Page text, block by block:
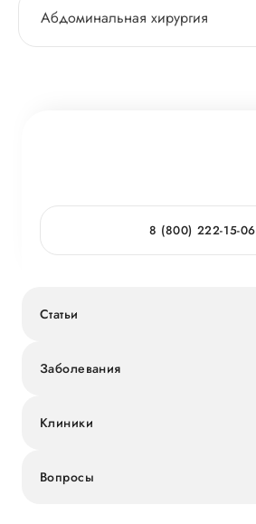
Абдоминальная хирургия
8 (800) 222-15-06
Статьи
Заболевания
Клиники
Вопросы